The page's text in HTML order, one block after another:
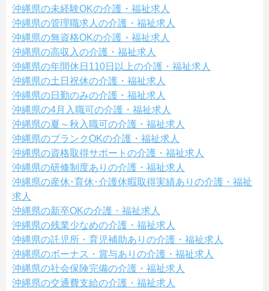
沖縄県の未経験OKの介護・福祉求人
沖縄県の管理職求人の介護・福祉求人
沖縄県の無資格OKの介護・福祉求人
沖縄県の高収入の介護・福祉求人
沖縄県の年間休日110日以上の介護・福祉求人
沖縄県の土日祝休の介護・福祉求人
沖縄県の日勤のみの介護・福祉求人
沖縄県の4月入職可の介護・福祉求人
沖縄県の夏～秋入職可の介護・福祉求人
沖縄県のブランクOKの介護・福祉求人
沖縄県の資格取得サポートの介護・福祉求人
沖縄県の研修制度ありの介護・福祉求人
沖縄県の産休･育休･介護休暇取得実績ありの介護・福祉
求人
沖縄県の新卒OKの介護・福祉求人
沖縄県の残業少なめの介護・福祉求人
沖縄県の託児所・育児補助ありの介護・福祉求人
沖縄県のボーナス・賞与ありの介護・福祉求人
沖縄県の社会保険完備の介護・福祉求人
沖縄県の交通費支給の介護・福祉求人